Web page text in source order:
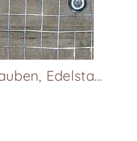
Produktseite
gewählt
werden
Fassadenschrauben, Edelstahl, Karton 100 Stk